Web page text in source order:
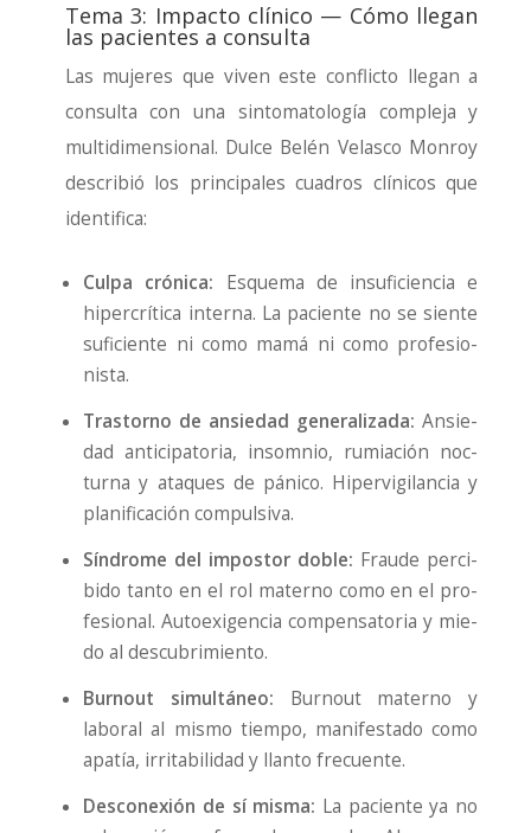
Tema 3: Impacto clínico — Cómo llegan
las pacientes a consulta
Las muje­res que viven este con­flic­to lle­gan a
con­sul­ta con una sin­to­ma­to­lo­gía com­ple­ja y
mul­ti­di­men­sio­nal. Dul­ce Belén Velas­co Mon­roy
des­cri­bió los prin­ci­pa­les cua­dros clí­ni­cos que
iden­ti­fi­ca:
Cul­pa cró­ni­ca: Esque­ma de insu­fi­cien­cia e
hiper­crí­ti­ca inter­na. La pacien­te no se sien­te
sufi­cien­te ni como mamá ni como pro­fe­sio­
nis­ta.
Tras­torno de ansie­dad gene­ra­li­za­da: Ansie­
dad anti­ci­pa­to­ria, insom­nio, rumia­ción noc­
tur­na y ata­ques de páni­co. Hiper­vi­gi­lan­cia y
pla­ni­fi­ca­ción com­pul­si­va.
Sín­dro­me del impos­tor doble: Frau­de per­ci­
bi­do tan­to en el rol materno como en el pro­
fe­sio­nal. Auto­exi­gen­cia com­pen­sa­to­ria y mie­
do al des­cu­bri­mien­to.
Bur­nout simul­tá­neo: Bur­nout materno y
labo­ral al mis­mo tiem­po, mani­fes­ta­do como
apa­tía, irri­ta­bi­li­dad y llan­to fre­cuen­te.
Des­co­ne­xión de sí mis­ma: La pacien­te ya no